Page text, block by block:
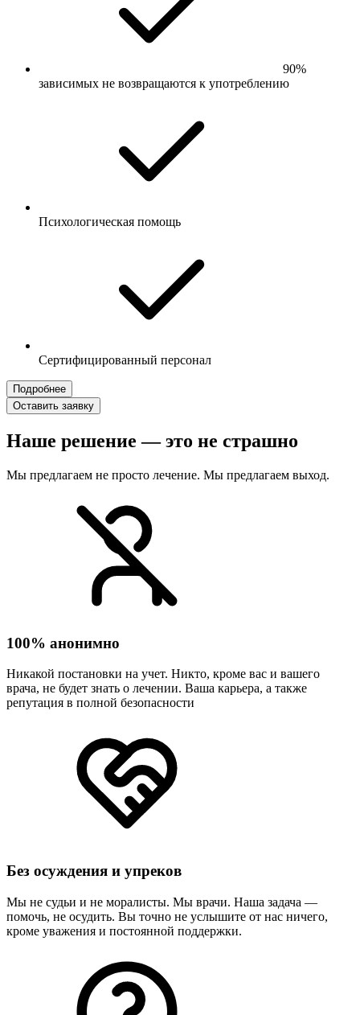
90%
зависимых не возвращаются к употреблению
Психологическая помощь
Сертифицированный персонал
Подробнее
Оставить заявку
Наше решение — это не страшно
Мы предлагаем не просто лечение. Мы предлагаем выход.
100% анонимно
Никакой постановки на учет. Никто, кроме вас и вашего
врача, не будет знать о лечении. Ваша карьера, а также
репутация в полной безопасности
Без осуждения и упреков
Мы не судьи и не моралисты. Мы врачи. Наша задача —
помочь, не осудить. Вы точно не услышите от нас ничего,
кроме уважения и постоянной поддержки.